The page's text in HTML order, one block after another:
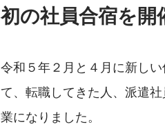
初の社員合宿を
令和５年２月と４月に新し
て、転職してきた人、派遣
業になりました。